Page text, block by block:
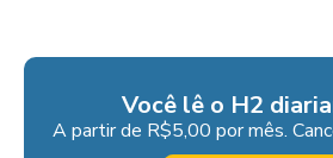
Você lê o H2
A partir de R$5,00 por mês.